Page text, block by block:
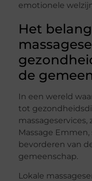
emotionele
Het
de
In een wereld
tot
Massage
bevorderen van
gemeenschap.
Lokale